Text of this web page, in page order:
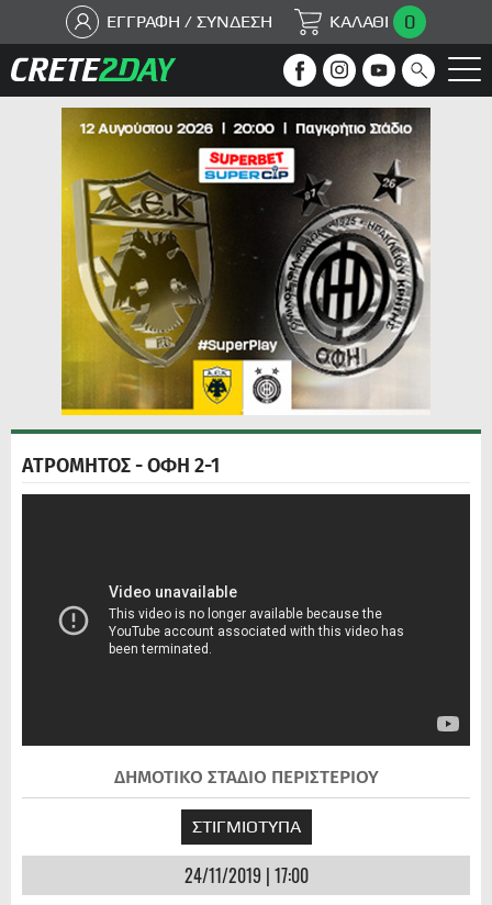
ΕΓΓΡΑΦΗ / ΣΥΝΔΕΣΗ ΚΑΛΑΘΙ 0
ΑΤΡΟΜΗΤΟΣ - ΟΦΗ 2-1
ΔΗΜΟΤΙΚΟ ΣΤΑΔΙΟ ΠΕΡΙΣΤΕΡΙΟΥ
ΣΤΙΓΜΙΟΤΥΠΑ
24/11/2019 | 17:00